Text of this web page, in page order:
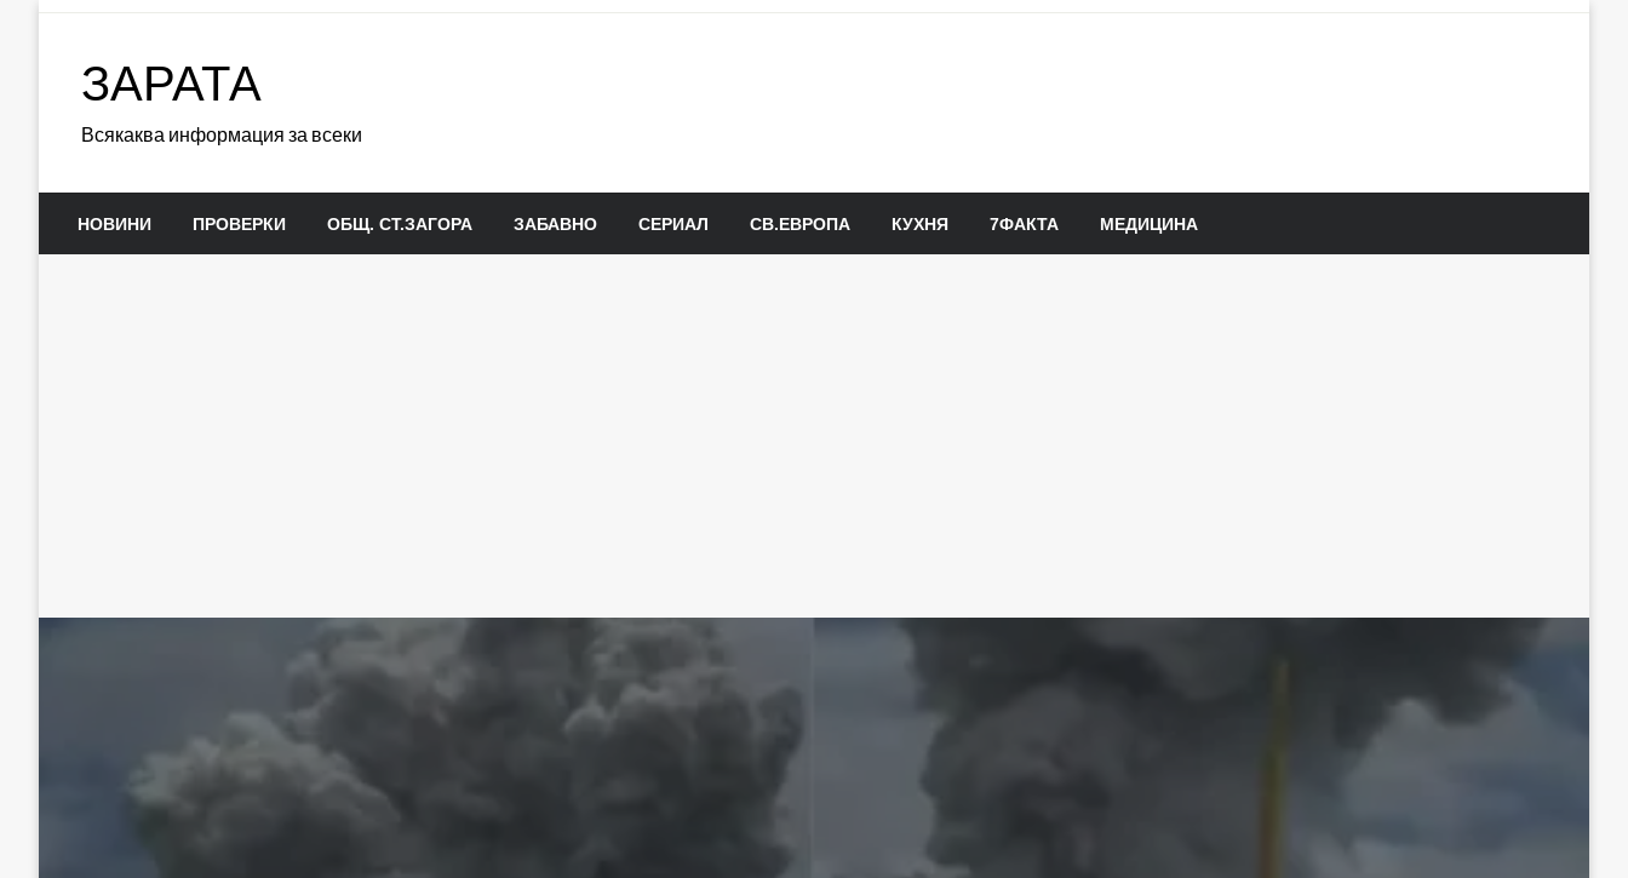
ЗАРАТА
Всякаква информация за всеки
НОВИНИ ПРОВЕРКИ ОБЩ. СТ.ЗАГОРА ЗАБАВНО СЕРИАЛ СВ.ЕВРОПА КУХНЯ 7ФАКТА МЕДИЦИНА